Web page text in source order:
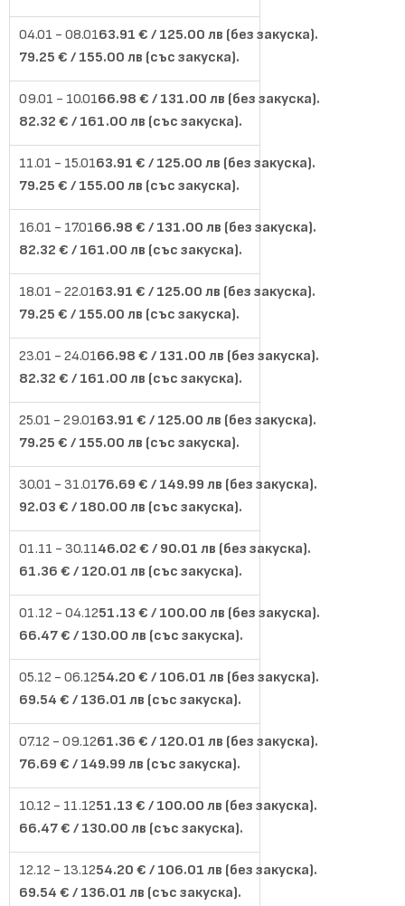
63.91 € / 125.00 лв (без закуска).
79.25 € / 155.00 лв (със закуска).
66.98 € / 131.00 лв (без закуска).
82.32 € / 161.00 лв (със закуска).
63.91 € / 125.00 лв (без закуска).
79.25 € / 155.00 лв (със закуска).
66.98 € / 131.00 лв (без закуска).
82.32 € / 161.00 лв (със закуска).
63.91 € / 125.00 лв (без закуска).
79.25 € / 155.00 лв (със закуска).
66.98 € / 131.00 лв (без закуска).
82.32 € / 161.00 лв (със закуска).
63.91 € / 125.00 лв (без закуска).
79.25 € / 155.00 лв (със закуска).
76.69 € / 149.99 лв (без закуска).
92.03 € / 180.00 лв (със закуска).
46.02 € / 90.01 лв (без закуска).
61.36 € / 120.01 лв (със закуска).
51.13 € / 100.00 лв (без закуска).
66.47 € / 130.00 лв (със закуска).
54.20 € / 106.01 лв (без закуска).
69.54 € / 136.01 лв (със закуска).
61.36 € / 120.01 лв (без закуска).
76.69 € / 149.99 лв (със закуска).
51.13 € / 100.00 лв (без закуска).
66.47 € / 130.00 лв (със закуска).
54.20 € / 106.01 лв (без закуска).
69.54 € / 136.01 лв (със закуска).